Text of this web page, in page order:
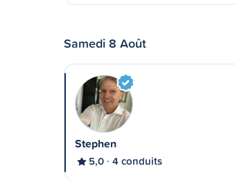
Samedi 8 Août
Stephen
5,0 4 conduits